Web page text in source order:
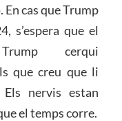
cas que Trump
s’espera que el
cerqui
que creu que li
nervis estan
el temps corre.